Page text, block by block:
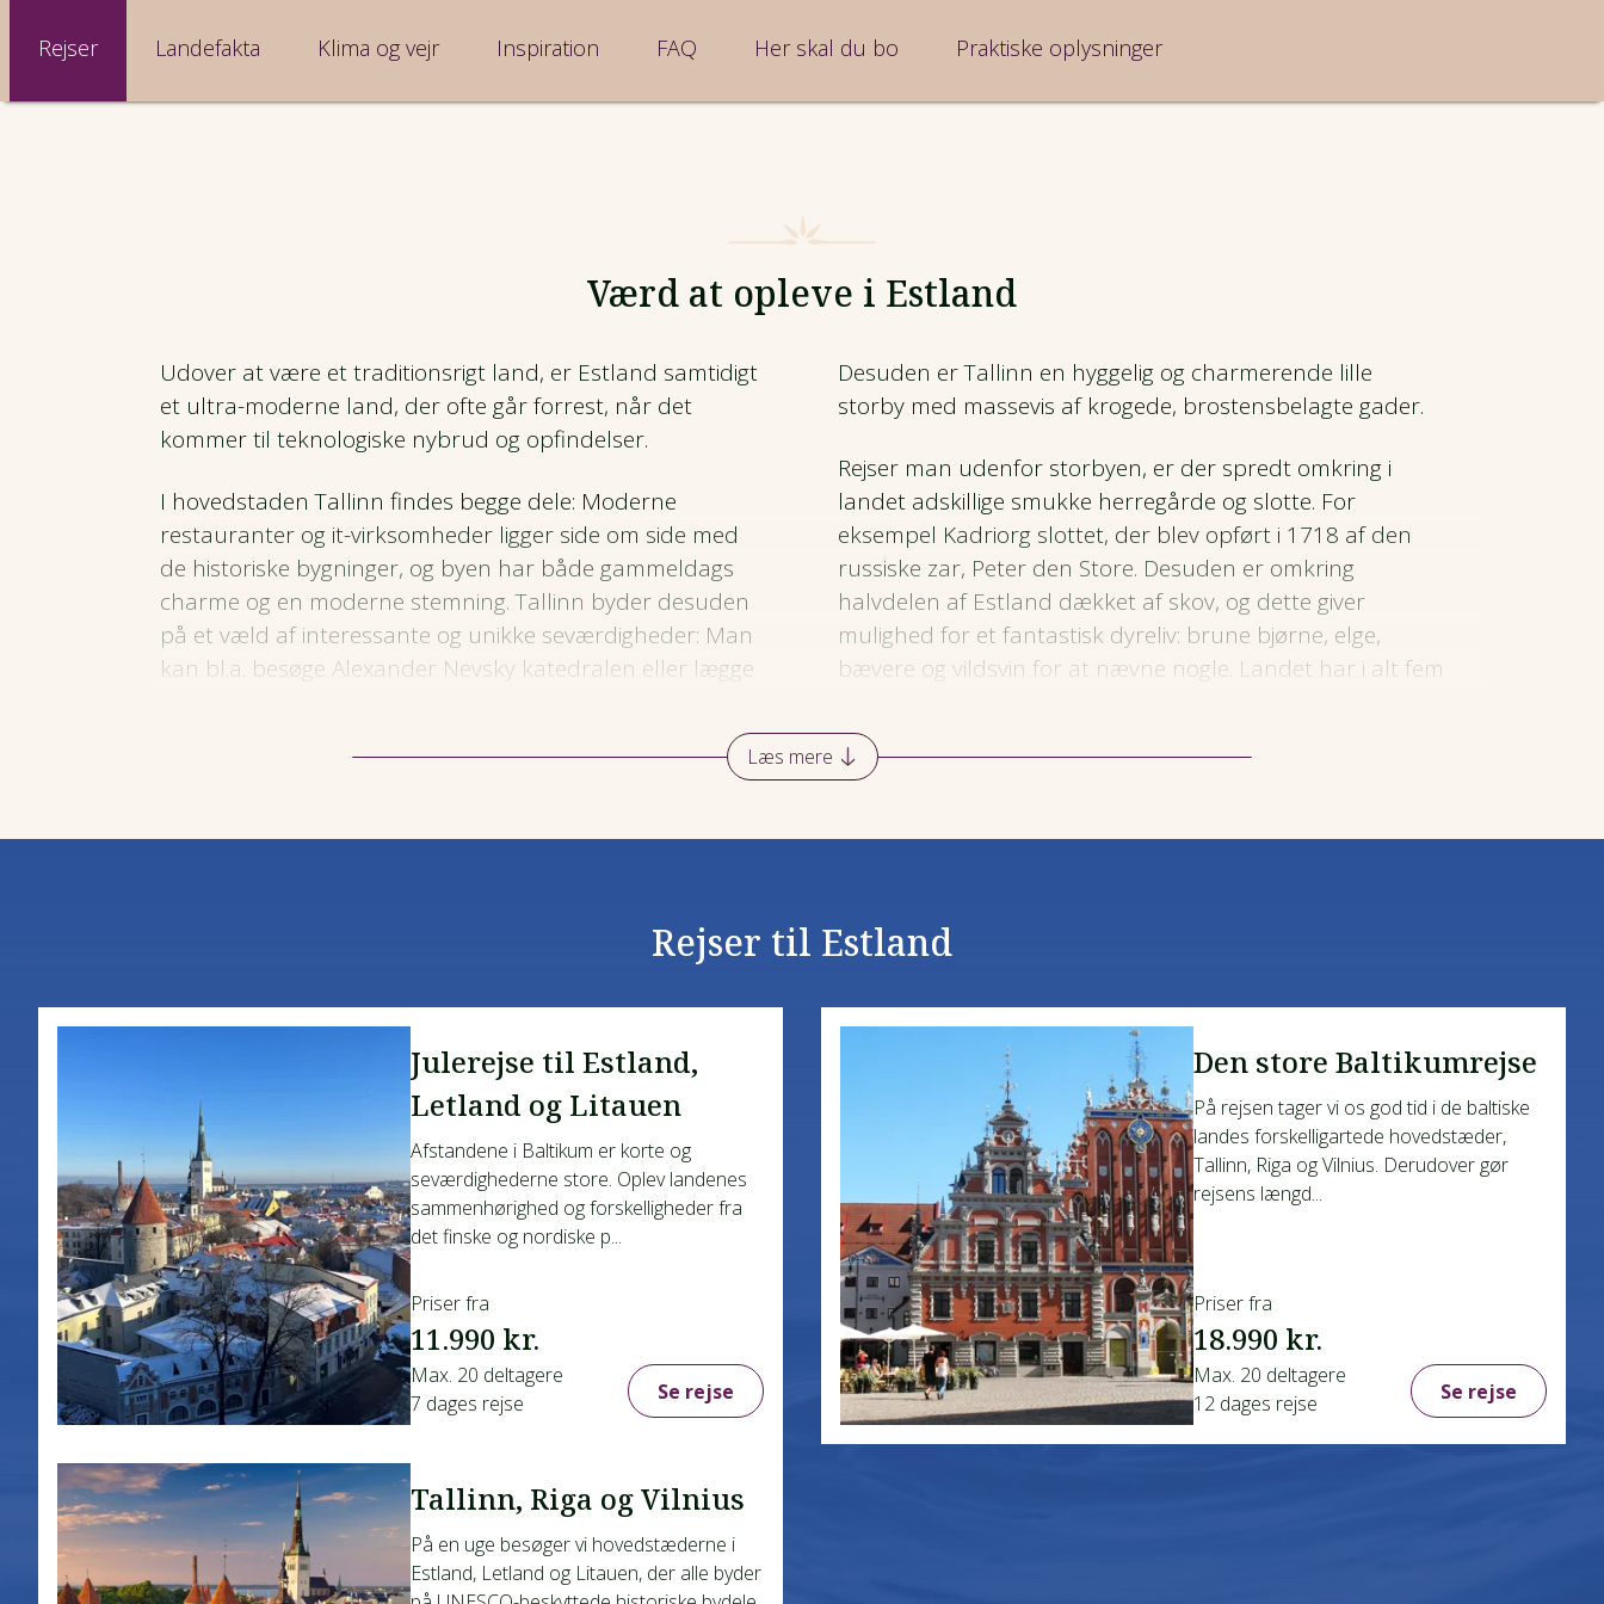
Rejser Landefakta Klima og vejr Inspiration FAQ Her skal du bo Praktiske oplysninger
Værd at opleve i Estland
Udover at være et traditionsrigt land, er Estland samtidigt
et ultra-moderne land, der ofte går forrest, når det
kommer til teknologiske nybrud og opfindelser.
I hovedstaden Tallinn findes begge dele: Moderne
restauranter og it-virksomheder ligger side om side med
de historiske bygninger, og byen har både gammeldags
charme og en moderne stemning. Tallinn byder desuden
på et væld af interessante og unikke seværdigheder: Man
kan bl.a. besøge Alexander Nevsky katedralen eller lægge
møntfoden i Estland, indtil landet i 2011 indførte euroen,
Desuden er Tallinn en hyggelig og charmerende lille
storby med massevis af krogede, brostensbelagte gader.
Rejser man udenfor storbyen, er der spredt omkring i
landet adskillige smukke herregårde og slotte. For
eksempel Kadriorg slottet, der blev opført i 1718 af den
russiske zar, Peter den Store. Desuden er omkring
halvdelen af Estland dækket af skov, og dette giver
mulighed for et fantastisk dyreliv: brune bjørne, elge,
bævere og vildsvin for at nævne nogle. Landet har i alt fem
Over moserne er der ofte lagt stier, så man kan udforske
dem uden at få våde sko.
datterselskaber i Estland og Letland.
Læs mere
Rejser til Estland
Julerejse til Estland,
Letland og Litauen
Afstandene i Baltikum er korte og
seværdighederne store. Oplev landenes
sammenhørighed og forskelligheder fra
det finske og nordiske p...
Priser fra
11.990 kr.
Max. 20 deltagere
7 dages rejse
Se rejse
Den store Baltikumrejse
På rejsen tager vi os god tid i de baltiske
landes forskelligartede hovedstæder,
Tallinn, Riga og Vilnius. Derudover gør
rejsens længd...
Priser fra
18.990 kr.
Max. 20 deltagere
12 dages rejse
Se rejse
Tallinn, Riga og Vilnius
På en uge besøger vi hovedstæderne i
Estland, Letland og Litauen, der alle byder